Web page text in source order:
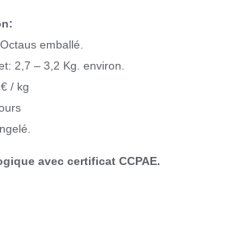
emballé.
2,7 – 3,2 Kg. environ.
/ kg
avec certificat CCPAE.